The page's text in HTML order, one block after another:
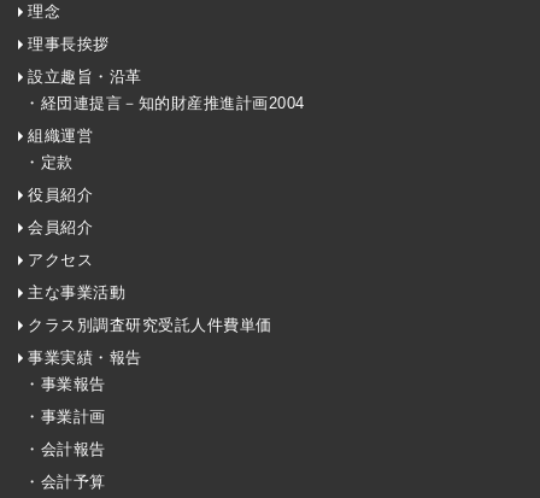
理念
理事長挨拶
設立趣旨・沿革
・経団連提言－知的財産推進計画2004
組織運営
・定款
役員紹介
会員紹介
アクセス
主な事業活動
クラス別調査研究受託人件費単価
事業実績・報告
・事業報告
・事業計画
・会計報告
・会計予算